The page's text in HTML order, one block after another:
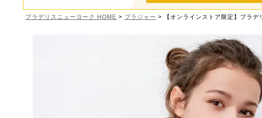
ブラデリスニューヨーク HOME ブラジャー 【オンラインストア限定】ブラ